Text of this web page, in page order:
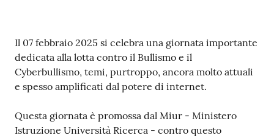
Contenuto
Il 07 febbraio 2025 si celebra una giornata importante
dedicata alla lotta contro il Bullismo e il
Cyberbullismo, temi, purtroppo, ancora molto attuali
e spesso amplificati dal potere di internet.
Questa giornata è promossa dal Miur - Ministero
Istruzione Università Ricerca - contro questo